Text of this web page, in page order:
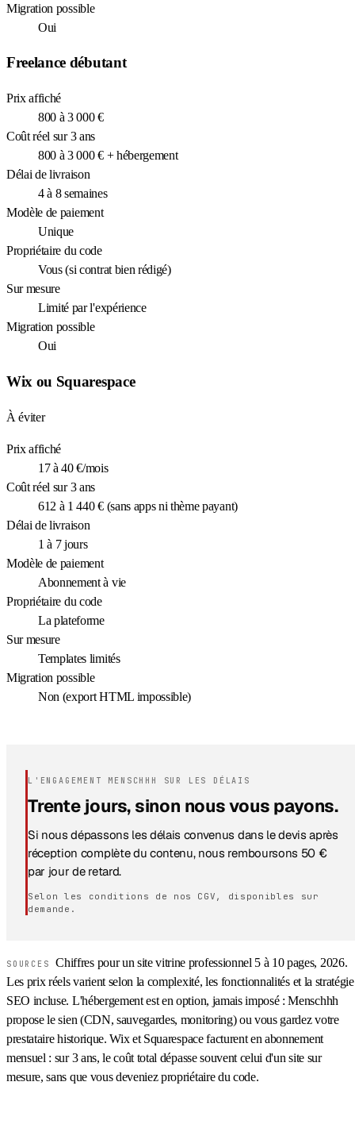
Migration possible
Oui
Freelance débutant
Prix affiché
800 à 3 000 €
Coût réel sur 3 ans
800 à 3 000 € + hébergement
Délai de livraison
4 à 8 semaines
Modèle de paiement
Unique
Propriétaire du code
Vous (si contrat bien rédigé)
Sur mesure
Limité par l'expérience
Migration possible
Oui
Wix ou Squarespace
À éviter
Prix affiché
17 à 40 €/mois
Coût réel sur 3 ans
612 à 1 440 € (sans apps ni thème payant)
Délai de livraison
1 à 7 jours
Modèle de paiement
Abonnement à vie
Propriétaire du code
La plateforme
Sur mesure
Templates limités
Migration possible
Non (export HTML impossible)
L'ENGAGEMENT MENSCHHH SUR LES DÉLAIS
Trente jours, sinon nous vous payons.
Si nous dépassons les délais convenus dans le devis après
réception complète du contenu, nous remboursons 50 €
par jour de retard.
Selon les conditions de nos CGV, disponibles sur
demande.
SOURCESChiffres pour un site vitrine professionnel 5 à 10 pages, 2026.
Les prix réels varient selon la complexité, les fonctionnalités et la stratégie
SEO incluse. L'hébergement est en option, jamais imposé : Menschhh
propose le sien (CDN, sauvegardes, monitoring) ou vous gardez votre
prestataire historique. Wix et Squarespace facturent en abonnement
mensuel : sur 3 ans, le coût total dépasse souvent celui d'un site sur
mesure, sans que vous deveniez propriétaire du code.